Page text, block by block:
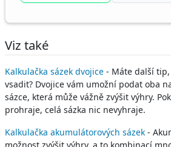
Viz také
Kalkulačka sázek dvojice - Máte další
vsadit? Dvojice vám umožní podat oba
sázce, která může vážně zvýšit výhry.
prohraje, celá sázka nic nevyhraje.
Kalkulačka akumulátorových sázek -
možnost zvýšit výhry, a to kombinací